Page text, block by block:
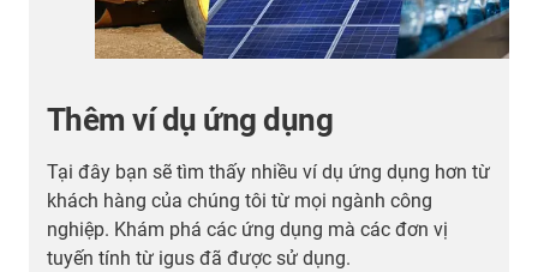
Nhà máy sản xuất tã
Sản lượng của những máy sản xuất tã cực kỳ phức
tạp này đã tăng gấp ba lần trong những năm gần
đây mà không cần đầu tư vào máy móc mới. Điều
này một mặt thông qua tính khả dụng của hệ thống